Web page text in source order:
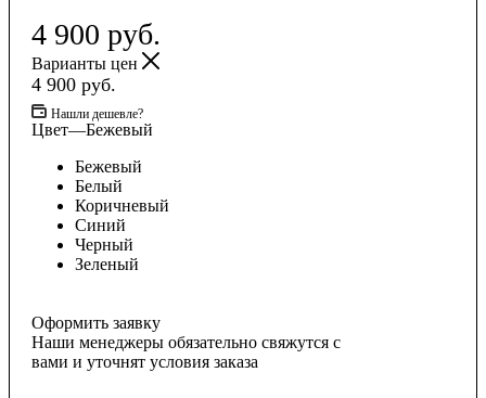
4 900 руб.
Варианты цен
4 900 руб.
Нашли дешевле?
Цвет—Бежевый
Бежевый
Белый
Коричневый
Синий
Черный
Зеленый
Оформить заявку
Наши менеджеры обязательно свяжутся с
вами и уточнят условия заказа